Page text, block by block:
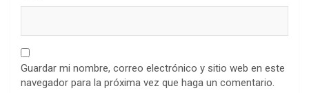
Guardar mi nombre, correo electrónico y sitio web en este
navegador para la próxima vez que haga un comentario.